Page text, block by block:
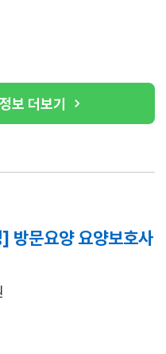
보 더보기
문요양 요양보호사